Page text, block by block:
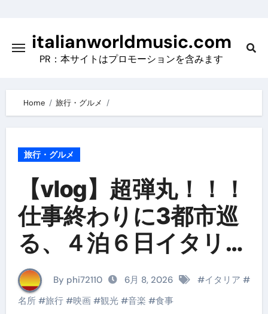
contentitalianworldmusic.com
PR：本サイトはプロモーションを含みます
Home 旅行・グルメ
旅行・グルメ
【vlog】超弾丸！！！
仕事終わりに3都市巡
る、４泊６日イタリア
女子旅vlog
By phi72110 6月 8, 2026 #イタリア #
名所#旅行#映画#観光#音楽 #食事